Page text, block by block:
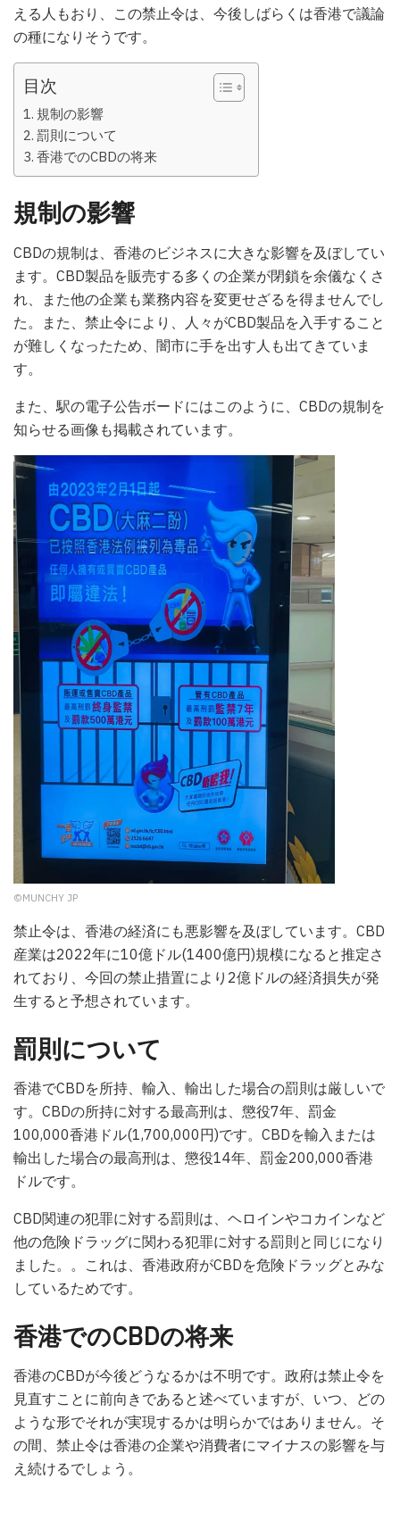
える人もおり、この禁止令は、今後しばらくは香港で議論
の種になりそうです。
目次
規制の影響
罰則について
香港でのCBDの将来
規制の影響
CBDの規制は、香港のビジネスに大きな影響を及ぼしてい
ます。CBD製品を販売する多くの企業が閉鎖を余儀なくさ
れ、また他の企業も業務内容を変更せざるを得ませんでし
た。また、禁止令により、人々がCBD製品を入手すること
が難しくなったため、闇市に手を出す人も出てきていま
す。
また、駅の電子公告ボードにはこのように、CBDの規制を
知らせる画像も掲載されています。
©MUNCHY JP
禁止令は、香港の経済にも悪影響を及ぼしています。CBD
産業は2022年に10億ドル(1400億円)規模になると推定さ
れており、今回の禁止措置により2億ドルの経済損失が発
生すると予想されています。
罰則について
香港でCBDを所持、輸入、輸出した場合の罰則は厳しいで
す。CBDの所持に対する最高刑は、懲役7年、罰金
100,000香港ドル(1,700,000円)です。CBDを輸入または
輸出した場合の最高刑は、懲役14年、罰金200,000香港
ドルです。
CBD関連の犯罪に対する罰則は、ヘロインやコカインなど
他の危険ドラッグに関わる犯罪に対する罰則と同じになり
ました。。これは、香港政府がCBDを危険ドラッグとみな
しているためです。
香港でのCBDの将来
香港のCBDが今後どうなるかは不明です。政府は禁止令を
見直すことに前向きであると述べていますが、いつ、どの
ような形でそれが実現するかは明らかではありません。そ
の間、禁止令は香港の企業や消費者にマイナスの影響を与
え続けるでしょう。